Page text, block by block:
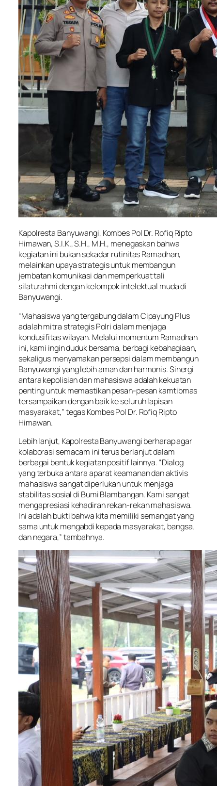
Kapolresta Banyuwangi, Kombes Pol Dr. Rofiq Ripto
Himawan, S.I.K., S.H., M.H., menegaskan bahwa
kegiatan ini bukan sekadar rutinitas Ramadhan,
melainkan upaya strategis untuk membangun
jembatan komunikasi dan memperkuat tali
silaturahmi dengan kelompok intelektual muda di
Banyuwangi.
“Mahasiswa yang tergabung dalam Cipayung Plus
adalah mitra strategis Polri dalam menjaga
kondusifitas wilayah. Melalui momentum Ramadhan
ini, kami ingin duduk bersama, berbagi kebahagiaan,
sekaligus menyamakan persepsi dalam membangun
Banyuwangi yang lebih aman dan harmonis. Sinergi
antara kepolisian dan mahasiswa adalah kekuatan
penting untuk memastikan pesan-pesan kamtibmas
tersampaikan dengan baik ke seluruh lapisan
masyarakat,” tegas Kombes Pol Dr. Rofiq Ripto
Himawan.
Lebih lanjut, Kapolresta Banyuwangi berharap agar
kolaborasi semacam ini terus berlanjut dalam
berbagai bentuk kegiatan positif lainnya. “Dialog
yang terbuka antara aparat keamanan dan aktivis
mahasiswa sangat diperlukan untuk menjaga
stabilitas sosial di Bumi Blambangan. Kami sangat
mengapresiasi kehadiran rekan-rekan mahasiswa.
Ini adalah bukti bahwa kita memiliki semangat yang
sama untuk mengabdi kepada masyarakat, bangsa,
dan negara,” tambahnya.